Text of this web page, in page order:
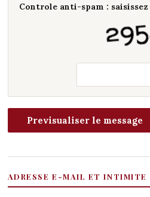
Controle anti-spam :
ADRESSE E-MAIL ET INTIMITE